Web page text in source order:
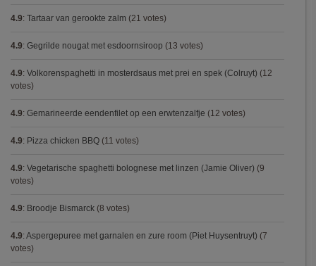
4.9: Tartaar van gerookte zalm (21 votes)
4.9: Gegrilde nougat met esdoornsiroop (13 votes)
4.9: Volkorenspaghetti in mosterdsaus met prei en spek (Colruyt) (12
votes)
4.9: Gemarineerde eendenfilet op een erwtenzalfje (12 votes)
4.9: Pizza chicken BBQ (11 votes)
4.9: Vegetarische spaghetti bolognese met linzen (Jamie Oliver) (9
votes)
4.9: Broodje Bismarck (8 votes)
4.9: Aspergepuree met garnalen en zure room (Piet Huysentruyt) (7
votes)